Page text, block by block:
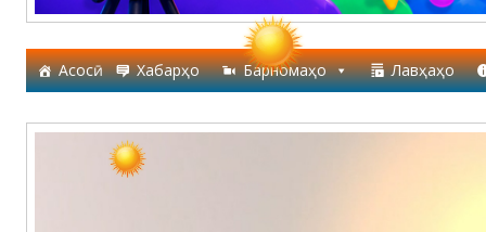
Асосӣ Хабарҳо Барномаҳо Лавҳаҳо